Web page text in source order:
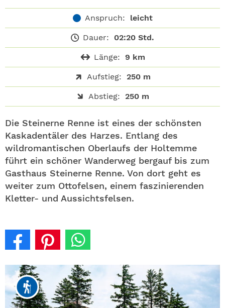
Anspruch: leicht
Dauer: 02:20 Std.
Länge: 9 km
Aufstieg: 250 m
Abstieg: 250 m
Die Steinerne Renne ist eines der schönsten
Kaskadentäler des Harzes. Entlang des
wildromantischen Oberlaufs der Holtemme
führt ein schöner Wanderweg bergauf bis zum
Gasthaus Steinerne Renne. Von dort geht es
weiter zum Ottofelsen, einem faszinierenden
Kletter- und Aussichtsfelsen.
SHOP